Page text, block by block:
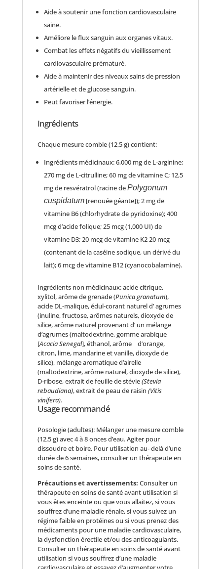
Aide à soutenir une fonction cardiovasculaire
saine.
Améliore le flux sanguin aux organes vitaux.
Combat les effets négatifs du vieillissement
cardiovasculaire prématuré.
Aide à maintenir des niveaux sains de pression
artérielle et de glucose sanguin.
Peut favoriser l’énergie.
Ingrédients
Chaque mesure comble (12,5 g) contient:
Ingrédients médicinaux: 6,000 mg de L-arginine;
270 mg de L-citrulline; 60 mg de vitamine C; 12,5
mg de resvératrol (racine dePolygonum
cuspidatum[renouée géante]); 2 mg de
vitamine B6 (chlorhydrate de pyridoxine); 400
mcg d’acide folique; 25 mcg (1,000 UI) de
vitamine D3; 20 mcg de vitamine K2 20 mcg
(contenant de la caséine sodique, un dérivé du
lait); 6 mcg de vitamine B12 (cyanocobalamine).
Ingrédients non médicinaux: acide citrique,
xylitol, arôme de grenade (Punica granatum),
acide DL-malique, édul-corant naturel d’ agrumes
(inuline, fructose, arômes naturels, dioxyde de
silice, arôme naturel provenant d’ un mélange
d’agrumes (maltodextrine, gomme arabique
[Acacia Senegal], éthanol, arôme d’orange,
citron, lime, mandarine et vanille, dioxyde de
silice), mélange aromatique d’airelle
(maltodextrine, arôme naturel, dioxyde de silice),
D-ribose, extrait de feuille de stévie(Stevia
rebaudiana), extrait de peau de raisin (Vitis
vinifera).
Usage recommandé
Posologie (adultes): Mélanger une mesure comble
(12,5 g) avec 4 à 8 onces d’eau. Agiter pour
dissoudre et boire. Pour utilisation au- delà d’une
durée de 6 semaines, consulter un thérapeute en
soins de santé.
Précautions et avertissements: Consulter un
thérapeute en soins de santé avant utilisation si
vous êtes enceinte ou que vous allaitez, si vous
souffrez d’une maladie rénale, si vous suivez un
régime faible en protéines ou si vous prenez des
médicaments pour une maladie cardiovasculaire,
la dysfonction érectile et/ou des anticoagulants.
Consulter un thérapeute en soins de santé avant
utilisation si vous souffrez d’une maladie